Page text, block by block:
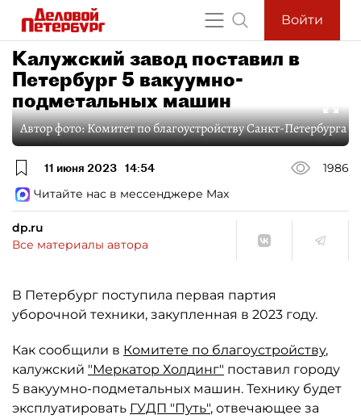
Войти
Калужский завод поставил в
Петербург 5 вакуумно-
подметальных машин
Автор фото:Комитет по благоустройству Санкт-Петербурга
11 июня 2023 14:54
1986
Читайте нас в мессенджере Max
dp.ru
Все материалы автора
В Петербург поступила первая партия
уборочной техники, закупленная в 2023 году.
Как сообщили в Комитете по благоустройству,
калужский "Меркатор Холдинг" поставил городу
5 вакуумно-подметальных машин. Технику будет
эксплуатировать ГУДП "Путь", отвечающее за